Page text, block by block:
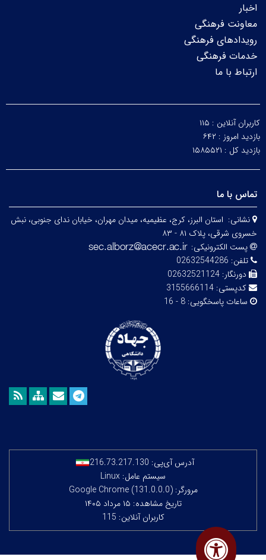
اخبار
معاونت فرهنگی
رویدادهای فرهنگی
خدمات فرهنگی
ارتباط با ما
کاربران آنلاین : ۱۱۵
بازدید امروز : ۶۴۲
بازدید کل : ۱۵۸۵۵۲۱
تماس با ما
نشانی: استان البرز، کرج، عظیمیه، میدان مهران، خیابان ندای جنوبی، نبش
خسروی شرقی، پلاک ۸۱ - ۸۳
پست الکترونیکی:
تلفن: 02632544286
دورنگار: 02632521124
کدپستی: 3155666114
ساعات پاسخگویی: 8 - 16
آدرس آی‌پی: 216.73.217.130
سیستم عامل: Linux
مرورگر: Google Chrome (131.0.0.0)
تاریخ مشاهده: ۱۵ مرداد ۱۴۰۵
کاربران آنلاین: 115